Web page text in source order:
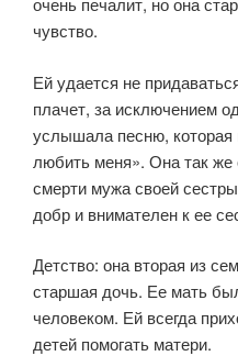
чувство.
Ей удается не
плачет, за исключением
услышала песню,
любить меня». Она так же
смерти мужа своей
добр и внимателен к ее
Детство: она вторая из
старшая дочь. Ее мать
человеком. Ей всегда
детей помогать матери.